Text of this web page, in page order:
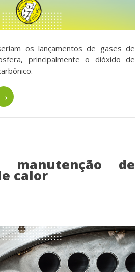
os lançamentos de gases de
principalmente o dióxido de
manutenção de
calor